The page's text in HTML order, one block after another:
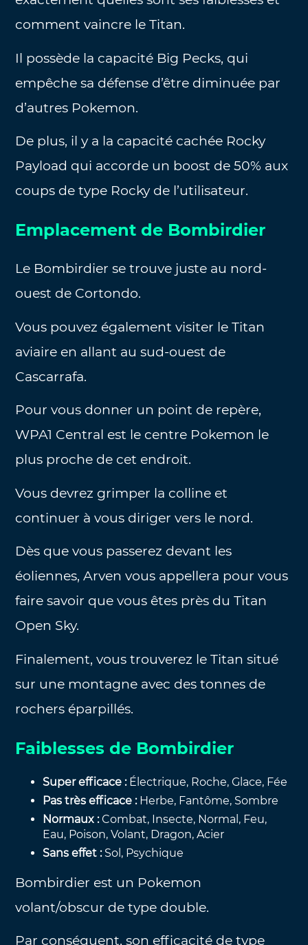
comment vaincre le Titan.
Il possède la capacité Big Pecks, qui
empêche sa défense d’être diminuée par
d’autres Pokemon.
De plus, il y a la capacité cachée Rocky
Payload qui accorde un boost de 50% aux
coups de type Rocky de l’utilisateur.
Emplacement de Bombirdier
Le Bombirdier se trouve juste au nord-
ouest de Cortondo.
Vous pouvez également visiter le Titan
aviaire en allant au sud-ouest de
Cascarrafa.
Pour vous donner un point de repère,
WPA1 Central est le centre Pokemon le
plus proche de cet endroit.
Vous devrez grimper la colline et
continuer à vous diriger vers le nord.
Dès que vous passerez devant les
éoliennes, Arven vous appellera pour vous
faire savoir que vous êtes près du Titan
Open Sky.
Finalement, vous trouverez le Titan situé
sur une montagne avec des tonnes de
rochers éparpillés.
Faiblesses de Bombirdier
Super efficace :Électrique, Roche, Glace, Fée
Pas très efficace :Herbe, Fantôme, Sombre
Normaux :Combat, Insecte, Normal, Feu,
Eau, Poison, Volant, Dragon, Acier
Sans effet :Sol, Psychique
Bombirdier est un Pokemon
volant/obscur de type double.
Par conséquent, son efficacité de type